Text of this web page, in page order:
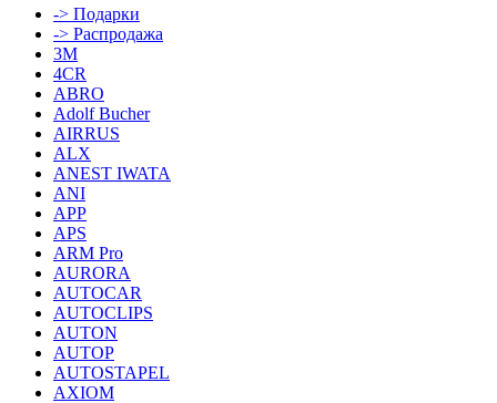
-> Подарки
-> Распродажа
3M
4CR
ABRO
Adolf Bucher
AIRRUS
ALX
ANEST IWATA
ANI
APP
APS
ARM Pro
AURORA
AUTOCAR
AUTOCLIPS
AUTON
AUTOP
AUTOSTAPEL
AXIOM